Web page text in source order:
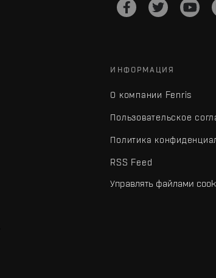
ИНФОРМАЦИЯ
О компании Fenris
Пользовательское
Политика
RSS Feed
Управлять файлами